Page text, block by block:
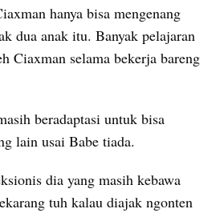
hanya bisa mengenang
dua anak itu. Banyak pelajaran
Ciaxman selama bekerja bareng
beradaptasi untuk bisa
lain usai Babe tiada.
dia yang masih kebawa
tuh kalau diajak ngonten